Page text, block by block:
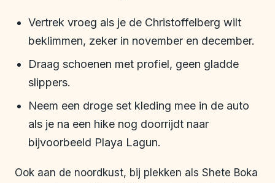
Vertrek vroeg als je de Christoffelberg wilt
beklimmen, zeker in november en december.
Draag schoenen met profiel, geen gladde
slippers.
Neem een droge set kleding mee in de auto
als je na een hike nog doorrijdt naar
bijvoorbeeld Playa Lagun.
Ook aan de noordkust, bij plekken als Shete Boka